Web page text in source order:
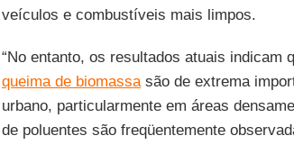
veículos e combustíveis mais limpos.
“No entanto, os resultados atuais indicam
queima de biomassa são de extrema
urbano, particularmente em áreas
de poluentes são freqüentemente